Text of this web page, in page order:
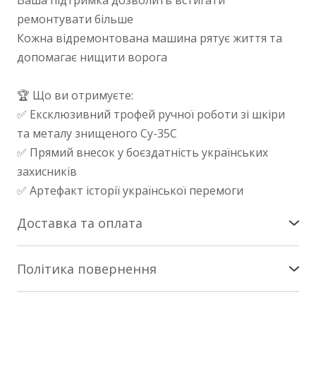
ремонтувати більше
Кожна відремонтована машина рятує життя та
допомагає нищити ворога
🏆 Що ви отримуєте:
✅ Ексклюзивний трофей ручної роботи зі шкіри
та металу знищеного Су-35С
✅ Прямий внесок у боєздатність українських
захисників
✅ Артефакт історії української перемоги
Доставка та оплата
Здійснюється службою «Нова Пошта». Патчі -
Політика повернення